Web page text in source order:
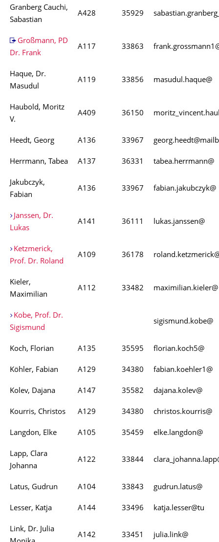
Granberg Cauchi,
Sabastian
A428 35929
Großmann, PD
Dr. Frank
A117 33863
Haque, Dr.
Masudul
A119 33856 masudul.haque@
Haubold, Moritz
V.
A409 36150
Heedt, Georg A136 33967
Herrmann, Tabea A137 36331 tabea.herrmann@
Jakubczyk,
Fabian
A136 33967 fabian.jakubczyk@
Janssen, Dr.
Lukas
A141 36111 lukas.janssen@
Ketzmerick,
Prof. Dr. Roland
A109 36178
Kieler,
Maximilian
A112 33482 maximilian.kieler@
Kobe, Prof. Dr.
Sigismund
sigismund.kobe@
Koch, Florian A135 35595 florian.koch5@
Köhler, Fabian A129 34380 fabian.koehler1@
Kolev, Dajana A147 35582 dajana.kolev@
Kourris, Christos A129 34380 christos.kourris@
Langdon, Elke A105 35459 elke.langdon@
Lapp, Clara
Johanna
A122 33844
Latus, Gudrun A104 33843 gudrun.latus@
Lesser, Katja A144 33496 katja.lesser@tu
Link, Dr. Julia
A142 33451 julia.link@